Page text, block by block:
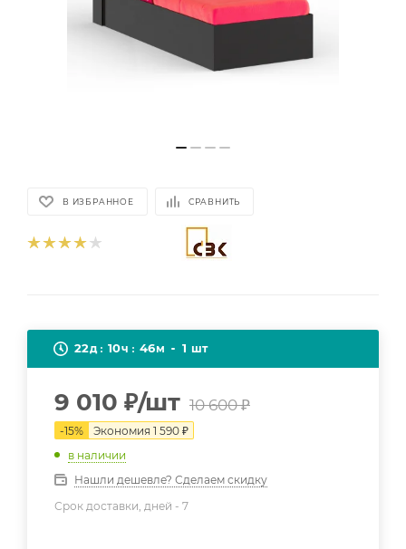
В ИЗБРАННОЕ СРАВНИТЬ
22д 10ч 46м 1 шт
9 010 ₽/шт 10 600₽
-15% Экономия 1 590 ₽
в наличии
Нашли дешевле? Сделаем скидку
Срок доставки, дней - 7